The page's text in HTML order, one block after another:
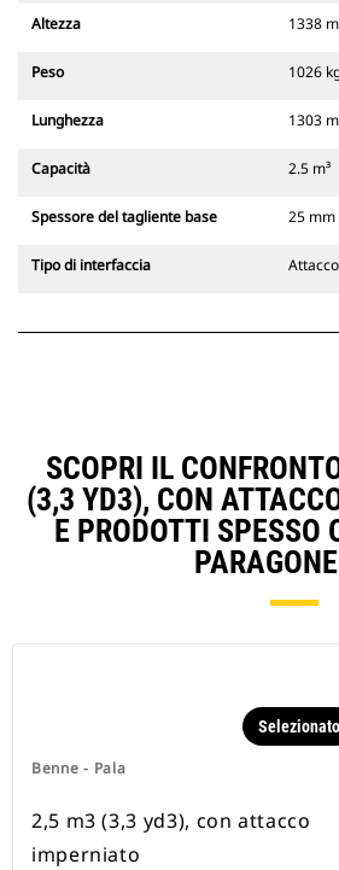
Altezza 1338
Peso 1026
Lunghezza 1303
Capacità 2.5 m³
Spessore del tagliente base 25 mm
Tipo di interfaccia
SCOPRI IL
(3,3 YD3), CON
E PRODOTTI SPESSO
Benne - Pala
Selezionato
2,5 m3 (3,3 yd3), con attacco
imperniato